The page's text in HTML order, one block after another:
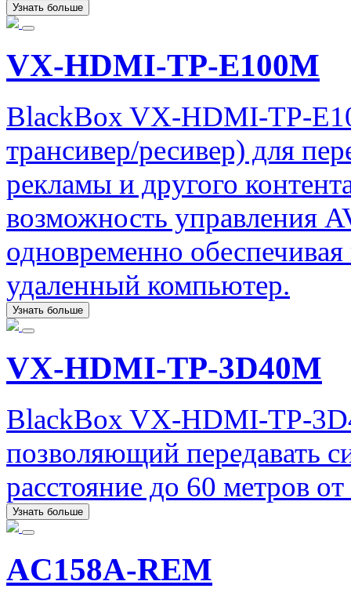
Узнать больше
VX-HDMI-TP-E100M
BlackBox VX-HDMI-TP-
трансивер/ресивер) для
рекламы и другого
возможность управления
одновременно
удаленный компьютер.
Узнать больше
VX-HDMI-TP-3D40M
BlackBox VX-HDMI-TP-
позволяющий передавать
расстояние до 60 метров
Узнать больше
AC158A-REM